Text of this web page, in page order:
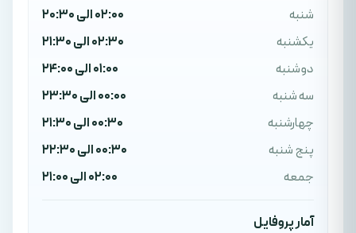
شنبه
02:00 الی 20:30
یکشنبه
02:30 الی 21:30
دوشنبه
01:00 الی 24:00
سه شنبه
00:00 الی 23:30
چهارشنبه
00:30 الی 21:30
پنج شنبه
00:30 الی 22:30
جمعه
02:00 الی 21:00
آمار پروفایل